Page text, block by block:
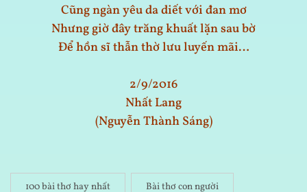
Cũng ngàn yêu da diết với đan mơ
Nhưng giờ đây trăng khuất lặn sau bờ
Để hồn sĩ thẫn thờ lưu luyến mãi…
2/9/2016
Nhất Lang
(Nguyễn Thành Sáng)
100 bài thơ hay nhất Bài thơ con người